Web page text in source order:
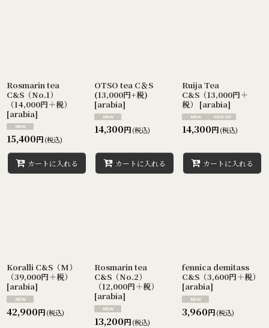
Rosmarin tea
C&S（No.1）
（14,000円＋税）
[arabia]
15,400円(税込)
カートに入れる
OTSO tea C＆S
(13,000円+税)
[arabia]
14,300円(税込)
カートに入れる
Ruija Tea
C&S（13,000円＋
税）
[arabia]
14,300円(税込)
カートに入れる
Koralli C&S（M）
（39,000円＋税）
[arabia]
42,900円(税込)
Rosmarin tea
C&S（No.2）
（12,000円＋税）
[arabia]
13,200円(税込)
fennica demitass
C&S（3,600円＋税）
[arabia]
3,960円(税込)